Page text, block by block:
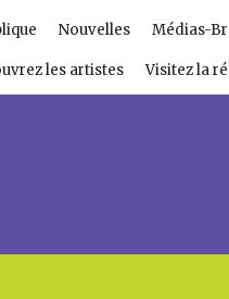
Nouvelles Médias-
les artistes Visitez la